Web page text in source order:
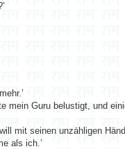
mein Guru belustigt, und
mit seinen unzähligen
als ich.’